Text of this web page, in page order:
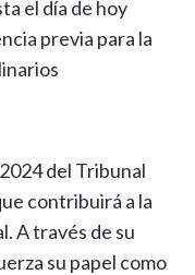
el día de hoy
previa para la
del Tribunal
contribuirá a la
A través de su
su papel como